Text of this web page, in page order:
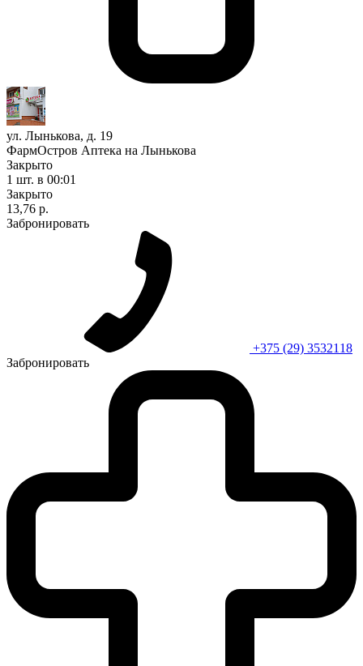
ул. Лынькова, д. 19
ФармОстров Аптека на Лынькова
Закрыто
1 шт. в 00:01
Закрыто
13,76 р.
Забронировать
+375 (29) 3532118
Забронировать